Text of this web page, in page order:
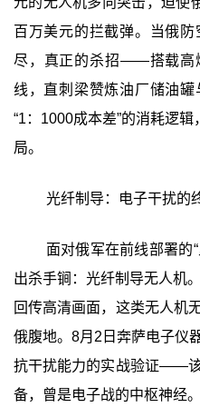
百万美元的拦截弹。当俄
尽，真正的杀招——搭载高
线，直刺梁赞炼油厂储油
“1：1000成本差”的消耗逻
局。
光纤制导：电子干扰的
面对俄军在前线部署的
出杀手锏：光纤制导无人机
回传高清画面，这类无人机
俄腹地。8月2日奔萨电子仪
抗干扰能力的实战验证——
备，曾是电子战的中枢神经。